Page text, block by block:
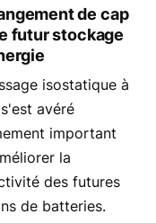
de cap
futur stockage
isostatique à
avéré
important
la
des futures
de batteries.